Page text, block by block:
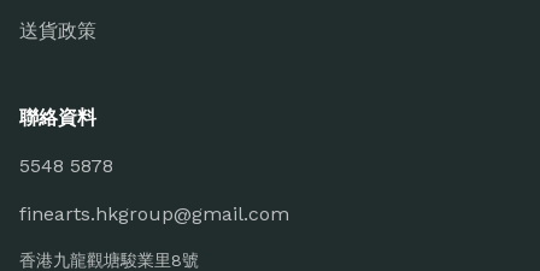
送貨政策
聯絡資料
5548 5878
finearts.hkgroup@gmail.com
香港九龍觀塘駿業里8號